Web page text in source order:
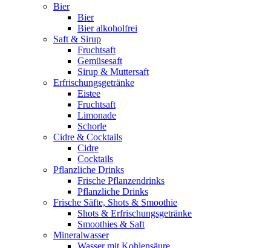
Bier
Bier
Bier alkoholfrei
Saft & Sirup
Fruchtsaft
Gemüsesaft
Sirup & Muttersaft
Erfrischungsgetränke
Eistee
Fruchtsaft
Limonade
Schorle
Cidre & Cocktails
Cidre
Cocktails
Pflanzliche Drinks
Frische Pflanzendrinks
Pflanzliche Drinks
Frische Säfte, Shots & Smoothie
Shots & Erfrischungsgetränke
Smoothies & Saft
Mineralwasser
Wasser mit Kohlensäure